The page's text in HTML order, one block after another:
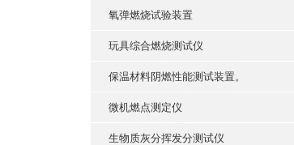
氧弹燃烧试验装置
玩具综合燃烧测试仪
保温材料阴燃性能测试装置。
微机燃点测定仪
生物质灰分挥发分测试仪